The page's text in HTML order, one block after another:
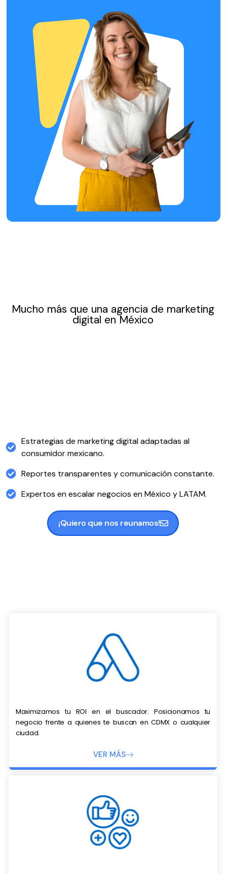
Mucho más que una agencia de marketing
digital en México
Estrategias de marketing digital adaptadas al
consumidor mexicano.
Reportes transparentes y comunicación constante.
Expertos en escalar negocios en México y LATAM.
¡Quiero que nos reunamos!
Maximizamos tu ROI en el buscador. Posicionamos tu
negocio frente a quienes te buscan en CDMX o cualquier
ciudad.
VER MÁS